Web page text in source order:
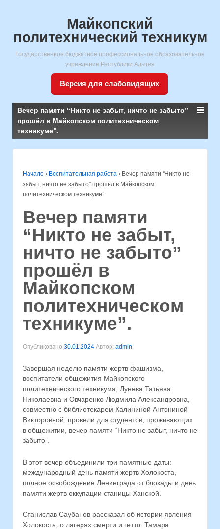
Майкопский
политехнический техникум
Государственное бюджетное профессиональное образовательное
учреждение Республики Адыгея
Версия для слабовидящих
Вечер памяти “Никто не забыт, ничто не забыто”
прошёл в Майкопском политехническом
техникуме”.
Начало › Воспитательная работа › Вечер памяти “Никто не
забыт, ничто не забыто” прошёл в Майкопском
политехническом техникуме”.
Вечер памяти
“Никто не забыт,
ничто не забыто”
прошёл в
Майкопском
политехническом
техникуме”.
Опубликовано 30.01.2024 Автор: admin
Завершая неделю памяти жертв фашизма,
воспитатели общежития Майкопского
политехнического техникума, Лунева Татьяна
Николаевна и Овчаренко Людмила Александровна,
совместно с библиотекарем Калининой Антониной
Викторовной, провели для студентов, проживающих
в общежитии, вечер памяти “Никто не забыт, ничто не
забыто”.
В этот вечер объединили три памятные даты:
международный день памяти жертв Холокоста,
полное освобождение Ленинграда от блокады и день
памяти жертв оккупации станицы Ханской.
Станислав Саубанов рассказал об истории явления
Холокоста, о лагерях смерти и гетто. Тамара